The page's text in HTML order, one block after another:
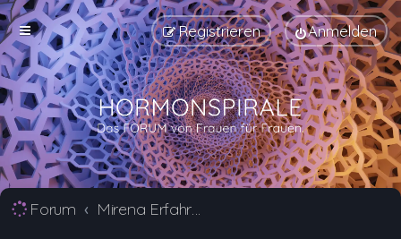
Anmelden
Registrieren
Forum Mirena Erfahrungsberichte und Nebenwirkungen